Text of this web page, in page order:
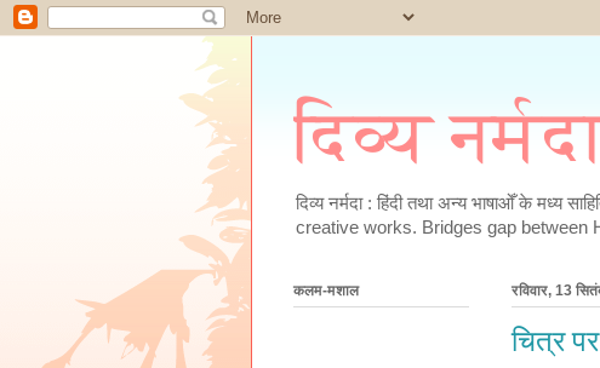
दिव्य
दिव्य नर्मदा : हिंदी तथा अन्य भाषाओँ के मध्य
creative works. Bridges gap between
रविवार, 13
चित्र
कलम-मशाल